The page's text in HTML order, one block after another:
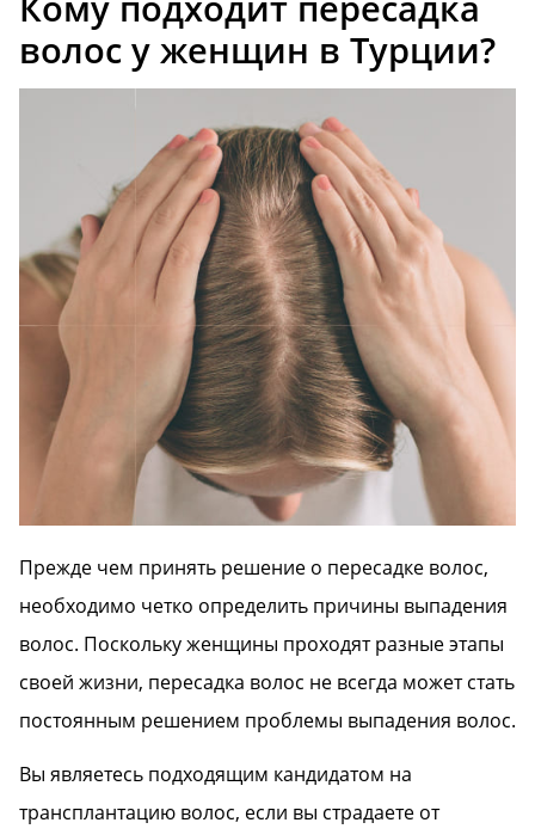
волос у женщин в Турции?
Прежде чем принять решение о пересадке волос,
необходимо четко определить причины выпадения
волос. Поскольку женщины проходят разные этапы
своей жизни, пересадка волос не всегда может стать
постоянным решением проблемы выпадения волос.
Вы являетесь подходящим кандидатом на
трансплантацию волос, если вы страдаете от